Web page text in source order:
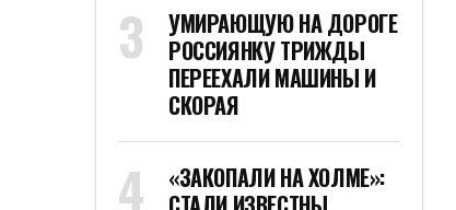
УМИРАЮЩУЮ НА ДОРОГЕ
РОССИЯНКУ ТРИЖДЫ
ПЕРЕЕХАЛИ МАШИНЫ И
СКОРАЯ
«ЗАКОПАЛИ НА ХОЛМЕ»: